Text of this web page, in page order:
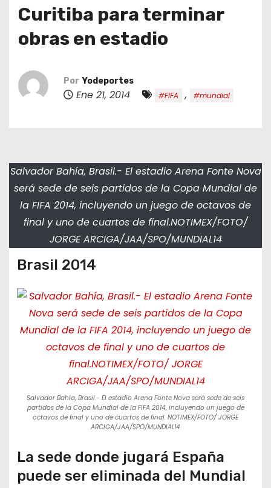
Curitiba para terminar
obras en estadio
Por Yodeportes
Ene 21, 2014 #FIFA , #mundial
Salvador Bahía, Brasil.- El estadio Arena Fonte Nova
será sede de seis partidos de la Copa Mundial de
la FIFA 2014, incluyendo un juego de octavos de
final y uno de cuartos de final.NOTIMEX/FOTO/
JORGE ARCIGA/JAA/SPO/MUNDIAL14
Brasil 2014
Salvador Bahía, Brasil.- El estadio Arena Fonte Nova será sede de seis
partidos de la Copa Mundial de la FIFA 2014, incluyendo un juego de
octavos de final y uno de cuartos de final. NOTIMEX/FOTO/ JORGE
ARCIGA/JAA/SPO/MUNDIAL14
La sede donde jugará España
puede ser eliminada del Mundial